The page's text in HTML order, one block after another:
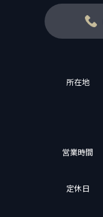
所在地
営業時間
定休日